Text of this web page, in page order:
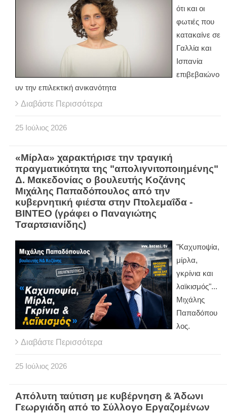
ότι και οι
φωτιές που
κατακαίνε σε
Γαλλία και
Ισπανία
επιβεβαιώνο
υν την επιλεκτική ανικανότητα
Διαβάστε Περισσότερα
25 Ιούλιος 2026
«Μίρλα» χαρακτήρισε την τραγική
πραγματικότητα της "απολιγνιτοποιημένης"
Δ. Μακεδονίας ο βουλευτής Κοζάνης
Μιχάλης Παπαδόπουλος από την
κυβερνητική φιέστα στην Πτολεμαΐδα -
ΒΙΝΤΕΟ (γράφει ο Παναγιώτης
Τσαρτσιανίδης)
"Kαχυποψία,
μίρλα,
γκρίνια και
λαϊκισμός"...
Μιχάλης
Παπαδόπου
λος.
Διαβάστε Περισσότερα
25 Ιούλιος 2026
Απόλυτη ταύτιση με κυβέρνηση & Άδωνι
Γεωργιάδη από το Σύλλογο Εργαζομένων